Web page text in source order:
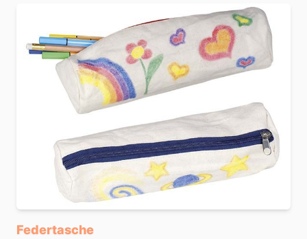
Federtasche